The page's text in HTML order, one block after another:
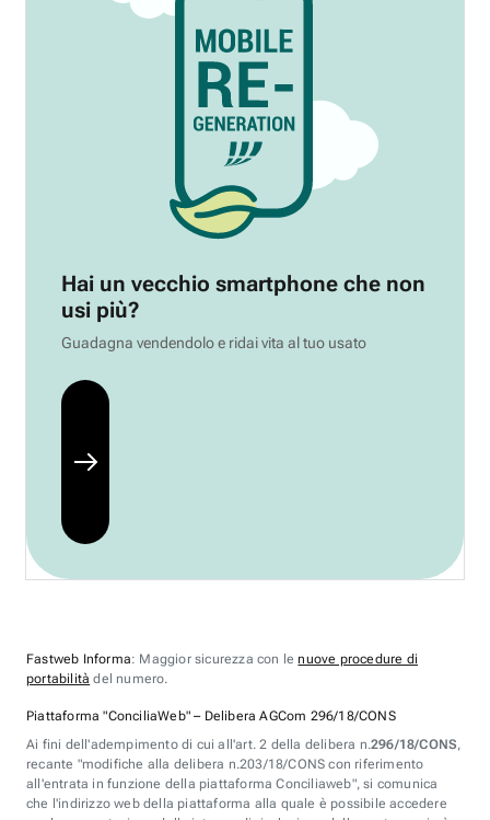
Hai un vecchio smartphone che non
usi più?
Guadagna vendendolo e ridai vita al tuo usato
Fastweb Informa: Maggior sicurezza con lenuove procedure di
portabilità del numero.
Piattaforma "ConciliaWeb" – Delibera AGCom 296/18/CONS
Ai fini dell'adempimento di cui all'art. 2 della delibera n.296/18/CONS,
recante "modifiche alla delibera n.203/18/CONS con riferimento
all'entrata in funzione della piattaforma Conciliaweb", si comunica
che l'indirizzo web della piattaforma alla quale è possibile accedere